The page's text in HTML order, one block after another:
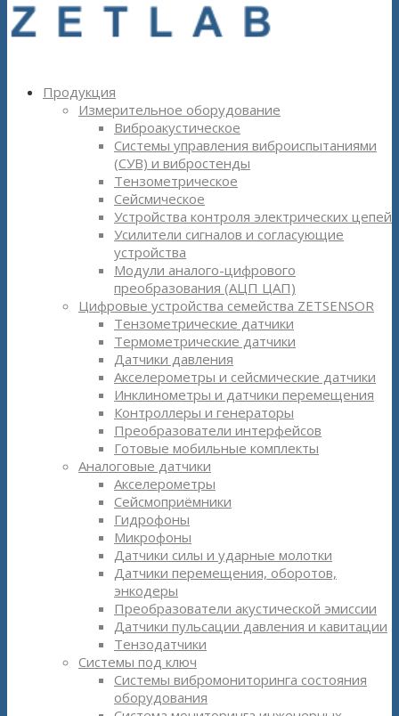
Продукция
Измерительное оборудование
Виброакустическое
Системы управления виброиспытаниями
(СУВ) и вибростенды
Тензометрическое
Сейсмическое
Устройства контроля электрических цепей
Усилители сигналов и согласующие
устройства
Модули аналого-цифрового
преобразования (АЦП ЦАП)
Цифровые устройства семейства ZETSENSOR
Тензометрические датчики
Термометрические датчики
Датчики давления
Акселерометры и сейсмические датчики
Инклинометры и датчики перемещения
Контроллеры и генераторы
Преобразователи интерфейсов
Готовые мобильные комплекты
Аналоговые датчики
Акселерометры
Сейсмоприёмники
Гидрофоны
Микрофоны
Датчики силы и ударные молотки
Датчики перемещения, оборотов,
энкодеры
Преобразователи акустической эмиссии
Датчики пульсации давления и кавитации
Тензодатчики
Системы под ключ
Системы вибромониторинга состояния
оборудования